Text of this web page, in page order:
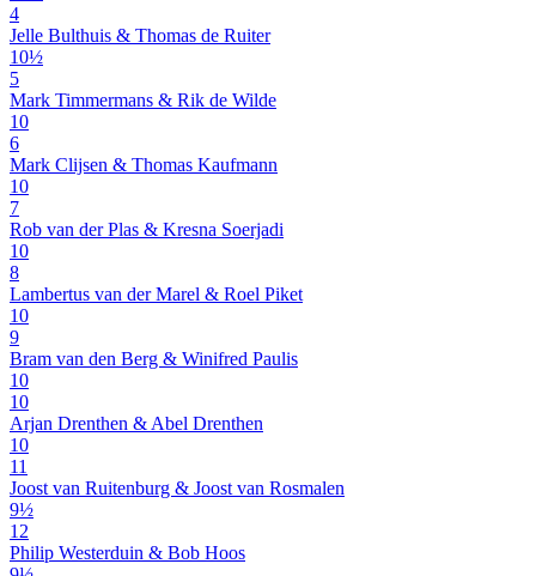
4
Jelle Bulthuis & Thomas de Ruiter
10½
5
Mark Timmermans & Rik de Wilde
10
6
Mark Clijsen & Thomas Kaufmann
10
7
Rob van der Plas & Kresna Soerjadi
10
8
Lambertus van der Marel & Roel Piket
10
9
Bram van den Berg & Winifred Paulis
10
10
Arjan Drenthen & Abel Drenthen
10
11
Joost van Ruitenburg & Joost van Rosmalen
9½
12
Philip Westerduin & Bob Hoos